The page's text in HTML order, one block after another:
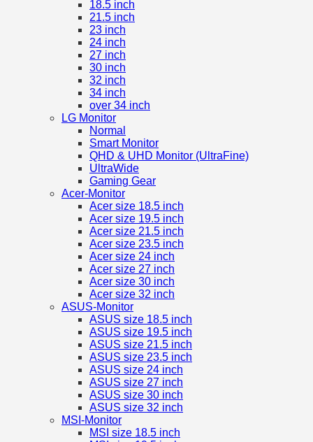
18.5 inch
21.5 inch
23 inch
24 inch
27 inch
30 inch
32 inch
34 inch
over 34 inch
LG Monitor
Normal
Smart Monitor
QHD & UHD Monitor (UltraFine)
UltraWide
Gaming Gear
Acer-Monitor
Acer size 18.5 inch
Acer size 19.5 inch
Acer size 21.5 inch
Acer size 23.5 inch
Acer size 24 inch
Acer size 27 inch
Acer size 30 inch
Acer size 32 inch
ASUS-Monitor
ASUS size 18.5 inch
ASUS size 19.5 inch
ASUS size 21.5 inch
ASUS size 23.5 inch
ASUS size 24 inch
ASUS size 27 inch
ASUS size 30 inch
ASUS size 32 inch
MSI-Monitor
MSI size 18.5 inch